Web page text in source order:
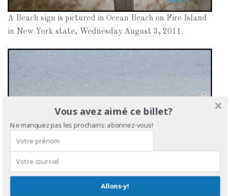
A Beach sign is pictured in Ocean Beach on Fire Island
in New York state, Wednesday August 3, 2011.
A dear walks by the beach in Ocean Beach in Fire
Vous avez aimé ce billet?
Ne manquez pas les prochains: abonnez-vous!
Allons-y!